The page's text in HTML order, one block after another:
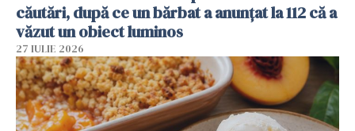
căutări, după ce un bărbat a anunțat la 112 că a
văzut un obiect luminos
27 IULIE 2026